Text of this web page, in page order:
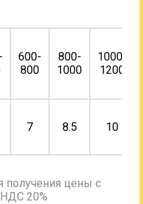
600-
800
800-
1000
1000-
1200
7 8.5 10
цены с
20%